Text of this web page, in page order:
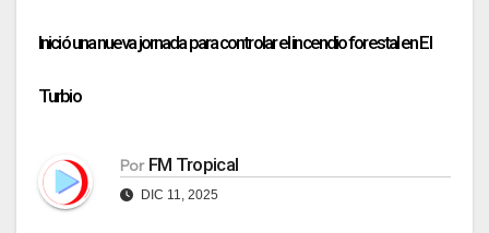
Inició una nueva jornada para controlar el incendio forestal en El
Turbio
Por FM Tropical
DIC 11, 2025